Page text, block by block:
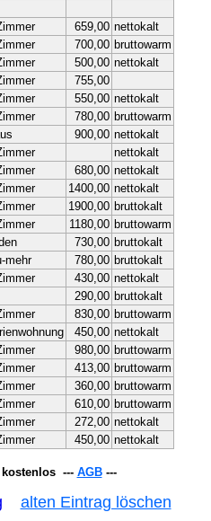
659,00 nettokalt
700,00 bruttowarm
500,00 nettokalt
755,00
550,00 nettokalt
780,00 bruttowarm
900,00 nettokalt
nettokalt
680,00 nettokalt
1400,00 nettokalt
1900,00 bruttokalt
1180,00 bruttowarm
730,00 bruttokalt
mehr 780,00 bruttokalt
430,00 nettokalt
290,00 bruttokalt
830,00 bruttowarm
450,00 nettokalt
980,00 bruttowarm
413,00 bruttowarm
360,00 bruttowarm
610,00 bruttowarm
272,00 nettokalt
450,00 nettokalt
--- AGB---
alten Eintrag löschen